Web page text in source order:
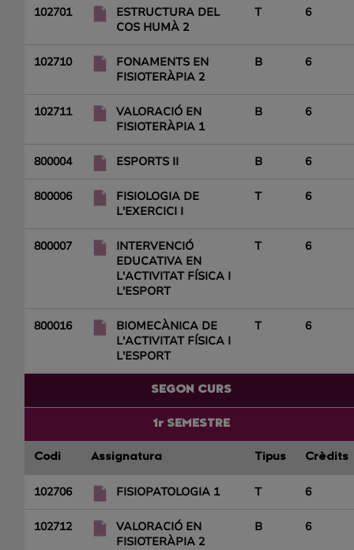
102701
ESTRUCTURA DEL
COS HUMÀ 2
T 6
102710
FONAMENTS EN
FISIOTERÀPIA 2
B 6
102711
VALORACIÓ EN
FISIOTERÀPIA 1
B 6
800004 ESPORTS II B 6
800006
FISIOLOGIA DE
L'EXERCICI I
T 6
800007
INTERVENCIÓ
EDUCATIVA EN
L'ACTIVITAT FÍSICA I
L'ESPORT
T 6
800016
BIOMECÀNICA DE
L'ACTIVITAT FÍSICA I
L'ESPORT
T 6
SEGON CURS
1r SEMESTRE
Codi Assignatura Tipus Crèdits
102706 FISIOPATOLOGIA 1 T 6
102712
VALORACIÓ EN
FISIOTERÀPIA 2
B 6